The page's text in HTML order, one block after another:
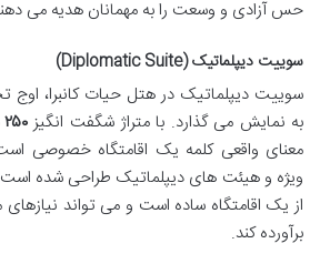
حس آزادی و وسعت را به مهمانان هدیه می
سوییت دیپلماتیک (Diplomatic Suite)
سوییت دیپلماتیک در هتل حیات کانبرا،
به نمایش می گذارد. با متراژ شگفت انگیز۲۵۰ متر مربع
معنای واقعی کلمه یک اقامتگاه خصوصی
ویژه و هیئت های دیپلماتیک طراحی شده
از یک اقامتگاه ساده است و می تواند نیازهای
برآورده کند.